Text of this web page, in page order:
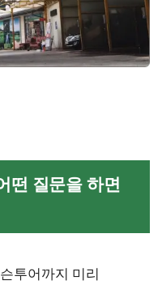
떤 질문을 하면
투어까지 미리